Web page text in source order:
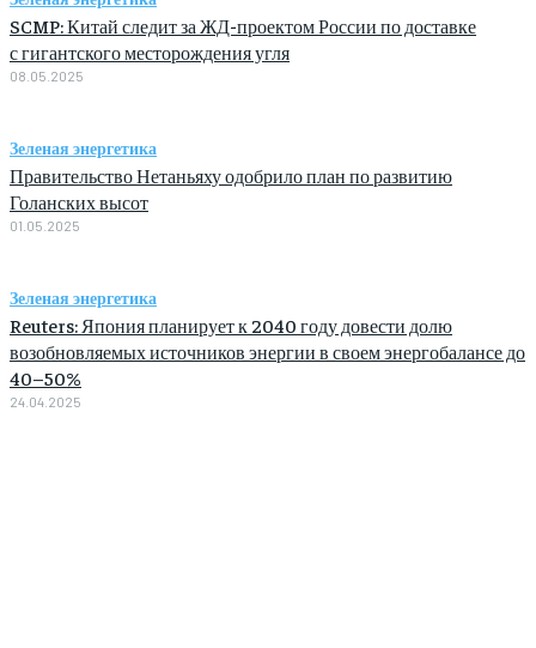
SCMP: Китай следит за ЖД-проектом России по доставке
с гигантского месторождения угля
08.05.2025
Зеленая энергетика
Правительство Нетаньяху одобрило план по развитию
Голанских высот
01.05.2025
Зеленая энергетика
Reuters: Япония планирует к 2040 году довести долю
возобновляемых источников энергии в своем энергобалансе до
40–50%
24.04.2025